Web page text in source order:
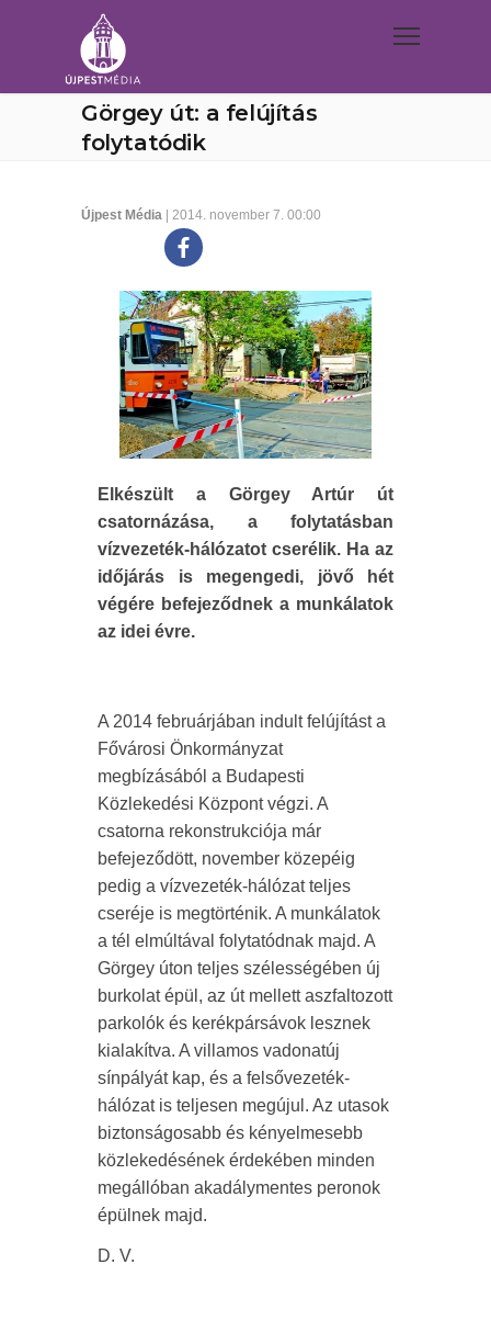
Görgey út: a felújítás
folytatódik
Újpest Média | 2014. november 7. 00:00
Elkészült a Görgey Artúr út
csatornázása, a folytatásban
vízvezeték-hálózatot cserélik. Ha az
időjárás is megengedi, jövő hét
végére befejeződnek a munkálatok
az idei évre.
A 2014 februárjában indult felújítást a
Fővárosi Önkormányzat
megbízásából a Budapesti
Közlekedési Központ végzi. A
csatorna rekonstrukciója már
befejeződött, november közepéig
pedig a vízvezeték-hálózat teljes
cseréje is megtörténik. A munkálatok
a tél elmúltával folytatódnak majd. A
Görgey úton teljes szélességében új
burkolat épül, az út mellett aszfaltozott
parkolók és kerékpársávok lesznek
kialakítva. A villamos vadonatúj
sínpályát kap, és a felsővezeték-
hálózat is teljesen megújul. Az utasok
biztonságosabb és kényelmesebb
közlekedésének érdekében minden
megállóban akadálymentes peronok
épülnek majd.
D. V.